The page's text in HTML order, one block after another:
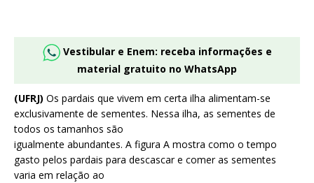
Vestibular e Enem: receba informações e
material gratuito no WhatsApp
(UFRJ) Os pardais que vivem em certa ilha alimentam-se
exclusivamente de sementes. Nessa ilha, as sementes de
todos os tamanhos são
igualmente abundantes. A figura A mostra como o tempo
gasto pelos pardais para descascar e comer as sementes
varia em relação ao